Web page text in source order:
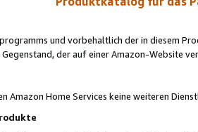
und vorbehaltlich der in diesem
der auf einer Amazon-Website
Amazon Home Services keine weiteren